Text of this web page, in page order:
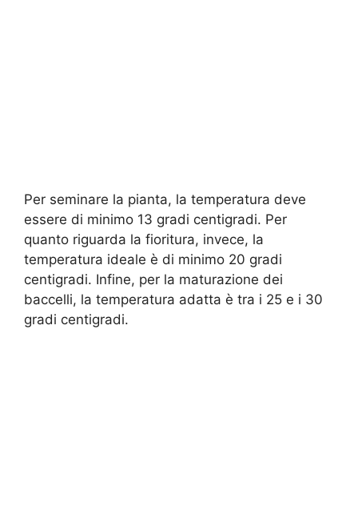
Per seminare la pianta, la temperatura deve
essere di minimo 13 gradi centigradi. Per
quanto riguarda la fioritura, invece, la
temperatura ideale è di minimo 20 gradi
centigradi. Infine, per la maturazione dei
baccelli, la temperatura adatta è tra i 25 e i 30
gradi centigradi.